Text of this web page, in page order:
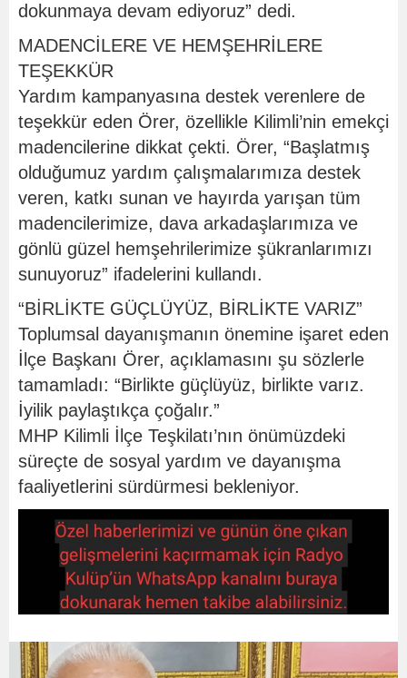
dokunmaya devam ediyoruz” dedi.
MADENCİLERE VE HEMŞEHRİLERE
TEŞEKKÜR
Yardım kampanyasına destek verenlere de
teşekkür eden Örer, özellikle Kilimli’nin emekçi
madencilerine dikkat çekti. Örer, “Başlatmış
olduğumuz yardım çalışmalarımıza destek
veren, katkı sunan ve hayırda yarışan tüm
madencilerimize, dava arkadaşlarımıza ve
gönlü güzel hemşehrilerimize şükranlarımızı
sunuyoruz” ifadelerini kullandı.
“BİRLİKTE GÜÇLÜYÜZ, BİRLİKTE VARIZ”
Toplumsal dayanışmanın önemine işaret eden
İlçe Başkanı Örer, açıklamasını şu sözlerle
tamamladı: “Birlikte güçlüyüz, birlikte varız.
İyilik paylaştıkça çoğalır.”
MHP Kilimli İlçe Teşkilatı’nın önümüzdeki
süreçte de sosyal yardım ve dayanışma
faaliyetlerini sürdürmesi bekleniyor.